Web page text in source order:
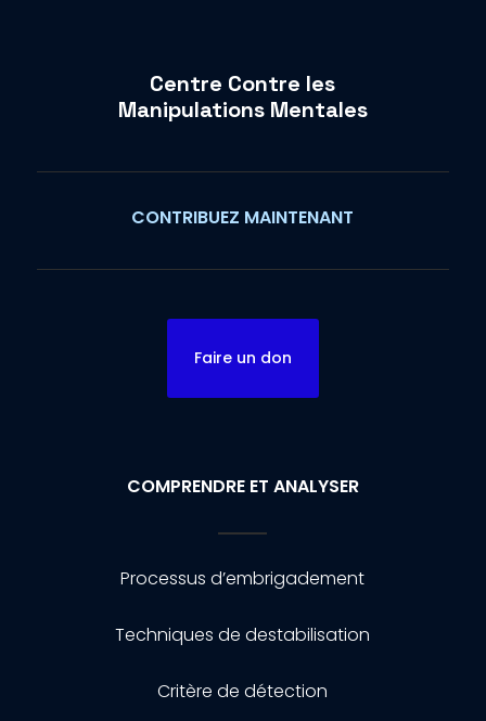
Centre Contre les
Manipulations Mentales
CONTRIBUEZ MAINTENANT
Faire un don
COMPRENDRE ET ANALYSER
Processus d’embrigadement
Techniques de destabilisation
Critère de détection